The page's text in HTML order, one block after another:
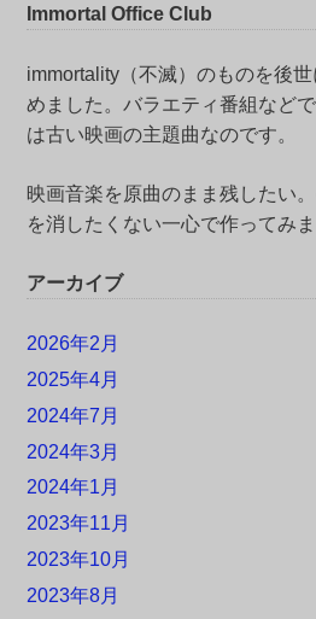
Immortal Office Club
immortality（不滅）のものを後
めました。バラエティ番組など
は古い映画の主題曲なのです。
映画音楽を原曲のまま残したい
を消したくない一心で作ってみま
アーカイブ
2026年2月
2025年4月
2024年7月
2024年3月
2024年1月
2023年11月
2023年10月
2023年8月